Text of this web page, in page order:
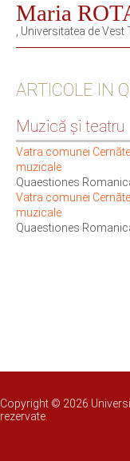
Maria
, Universitatea de
ARTICOLE IN
Muzică și teatru
Vatra comunei
muzicale
Quaestiones
Vatra comunei
muzicale
Quaestiones
Copyright © 2026
rezervate.